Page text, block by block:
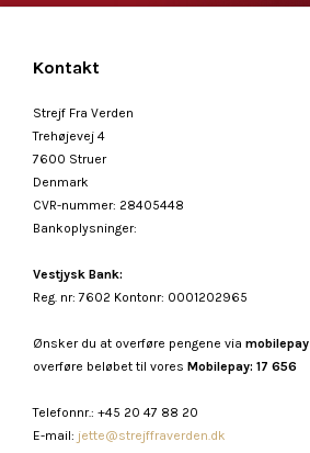
Kontakt
Strejf Fra Verden
Trehøjevej 4
7600 Struer
Denmark
CVR-nummer: 28405448
Bankoplysninger:
Vestjysk Bank:
Reg. nr: 7602 Kontonr: 0001202965
Ønsker du at overføre pengene via mobilepay
overføre beløbet til vores Mobilepay: 17 656
Telefonnr.: +45 20 47 88 20
E-mail: jette@strejffraverden.dk